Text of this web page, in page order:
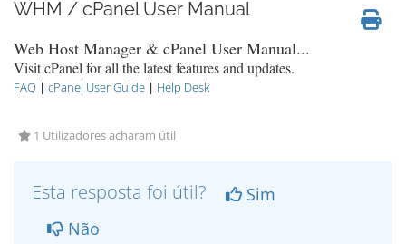
WHM / cPanel User Manual
Web Host Manager & cPanel User Manual...
Visit cPanel for all the latest features and updates.
FAQ | cPanel User Guide | Help Desk
1 Utilizadores acharam útil
Esta resposta foi útil?
Sim
Não